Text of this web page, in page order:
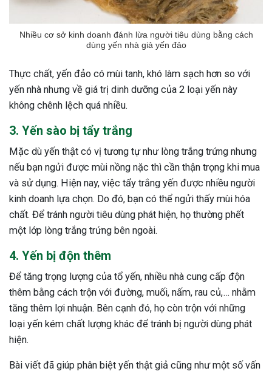
Nhiều cơ sở kinh doanh đánh lừa người tiêu dùng bằng cách
dùng yến nhà giả yến đảo
Thực chất, yến đảo có mùi tanh, khó làm sạch hơn so với
yến nhà nhưng về giá trị dinh dưỡng của 2 loại yến này
không chênh lệch quá nhiều.
3. Yến sào bị tẩy trắng
Mặc dù yến thật có vị tương tự như lòng trắng trứng nhưng
nếu bạn ngửi được mùi nồng nặc thì cần thận trọng khi mua
và sử dụng. Hiện nay, việc tẩy trắng yến được nhiều người
kinh doanh lựa chọn. Do đó, bạn có thể ngửi thấy mùi hóa
chất. Để tránh người tiêu dùng phát hiện, họ thường phết
một lớp lòng trắng trứng bên ngoài.
4. Yến bị độn thêm
Để tăng trọng lượng của tổ yến, nhiều nhà cung cấp độn
thêm bằng cách trộn với đường, muối, nấm, rau củ,… nhằm
tăng thêm lợi nhuận. Bên cạnh đó, họ còn trộn với những
loại yến kém chất lượng khác để tránh bị người dùng phát
hiện.
Bài viết đã giúp phân biệt yến thật giả cũng như một số vấn